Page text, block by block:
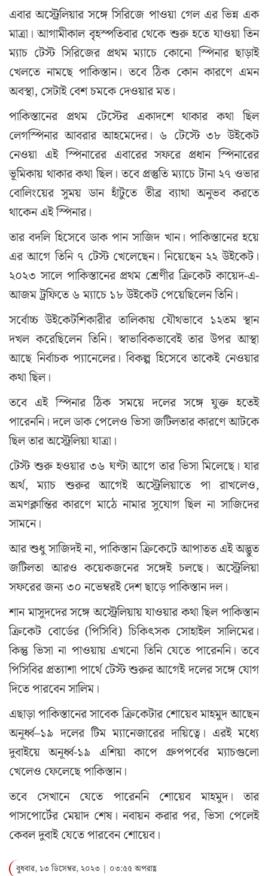
এবার অস্ট্রেলিয়ার সঙ্গে সিরিজে পাওয়া গেল এর ভিন্ন এক
মাত্রা। আগামীকাল বৃহস্পতিবার থেকে শুরু হতে যাওয়া তিন
ম্যাচ টেস্ট সিরিজের প্রথম ম্যাচে কোনো স্পিনার ছাড়াই
খেলতে নামছে পাকিস্তান। তবে ঠিক কোন কারণে এমন
অবস্থা, সেটাই বেশ চমকে দেওয়ার মত।
পাকিস্তানের প্রথম টেস্টের একাদশে থাকার কথা ছিল
লেগস্পিনার আবরার আহমেদের। ৬ টেস্টে ৩৮ উইকেট
নেওয়া এই স্পিনারের এবারের সফরে প্রধান স্পিনারের
ভূমিকায় থাকার কথা ছিল। তবে প্রস্তুতি ম্যাচে টানা ২৭ ওভার
বোলিংয়ের সুময় ডান হাঁটুতে তীব্র ব্যাথা অনুভব করতে
থাকেন এই স্পিনার।
তার বদলি হিসেবে ডাক পান সাজিদ খান। পাকিস্তানের হয়ে
এর আগে তিনি ৭ টেস্ট খেলেছেন। নিয়েছেন ২২ উইকেট।
২০২৩ সালে পাকিস্তানের প্রথম শ্রেণীর ক্রিকেট কায়েদ-এ-
আজম ট্রফিতে ৬ ম্যাচে ১৮ উইকেট পেয়েছিলেন তিনি।
সর্বোচ্চ উইকেটশিকারীর তালিকায় যৌথভাবে ১২তম স্থান
দখল করেছিলেন তিনি। স্বাভাবিকভাবেই তার উপর আস্থা
আছে নির্বাচক প্যানেলের। বিকল্প হিসেবে তাকেই নেওয়ার
কথা ছিল।
তবে এই স্পিনার ঠিক সময়ে দলের সঙ্গে যুক্ত হতেই
পারেননি। দলে ডাক পেলেও ভিসা জটিলতার কারণে আটকে
ছিল তার অস্ট্রেলিয়া যাত্রা।
টেস্ট শুরু হওয়ার ৩৬ ঘণ্টা আগে তার ভিসা মিলেছে। যার
অর্থ, ম্যাচ শুরুর আগেই অস্ট্রেলিয়াতে পা রাখলেও,
ভ্রমণক্লান্তির কারণে মাঠে নামার সুযোগ ছিল না সাজিদের
সামনে।
আর শুধু সাজিদই না, পাকিস্তান ক্রিকেটে আপাতত এই অদ্ভুত
জটিলতা আরও কয়েকজনের সঙ্গেই চলছে। অস্ট্রেলিয়া
সফরের জন্য ৩০ নভেম্বরই দেশ ছাড়ে পাকিস্তান দল।
শান মাসুদদের সঙ্গে অস্ট্রেলিয়ায় যাওয়ার কথা ছিল পাকিস্তান
ক্রিকেট বোর্ডের (পিসিবি) চিকিৎসক সোহাইল সালিমের।
কিন্তু ভিসা না পাওয়ায় এখনো তিনি যেতে পারেননি। তবে
পিসিবির প্রত্যাশা পার্থে টেস্ট শুরুর আগেই দলের সঙ্গে যোগ
দিতে পারবেন সালিম।
এছাড়া পাকিস্তানের সাবেক ক্রিকেটার শোয়েব মাহমুদ আছেন
অনূর্ধ্ব–১৯ দলের টিম ম্যানেজারের দায়িত্বে। এরই মধ্যে
দুবাইয়ে অনূর্ধ্ব-১৯ এশিয়া কাপে গ্রুপপর্বের ম্যাচগুলো
খেলেও ফেলেছে পাকিস্তান।
তবে সেখানে যেতে পারেননি শোয়েব মাহমুদ। তার
পাসপোর্টের মেয়াদ শেষ। নবায়ন করার পর, ভিসা পেলেই
কেবল দুবাই যেতে পারবেন শোয়েব।
বুধবার, ১৩ ডিসেম্বর, ২০২৩ | ০৩:৫৫ অপরাহ্ণ